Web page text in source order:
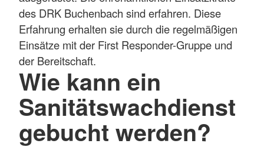
des DRK Buchenbach sind erfahren. Diese
Erfahrung erhalten sie durch die regelmäßigen
Einsätze mit der First Responder-Gruppe und
der Bereitschaft.
Wie kann ein
Sanitätswachdienst
gebucht werden?